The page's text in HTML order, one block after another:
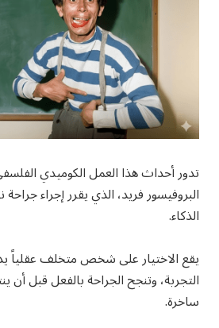
تدور أحداث هذا العمل الكوميدي
البروفيسور فريد، الذي يقرر إجراء جراحة
الذكاء.
يقع الاختيار على شخص متخلف
التجربة، وتنجح الجراحة بالفعل قبل
ساخرة.